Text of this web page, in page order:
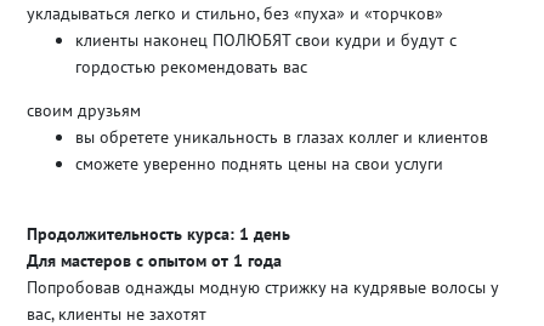
укладываться легко и стильно, без «пуха» и «торчков»
клиенты наконец ПОЛЮБЯТ свои кудри и будут с
гордостью рекомендовать вас
своим друзьям
вы обретете уникальность в глазах коллег и клиентов
сможете уверенно поднять цены на свои услуги
Продолжительность курса: 1 день
Для мастеров с опытом от 1 года
Попробовав однажды модную стрижку на кудрявые волосы у
вас, клиенты не захотят